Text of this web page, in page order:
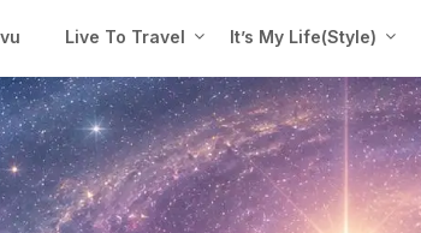
Live To Travel It’s My Life(Style)